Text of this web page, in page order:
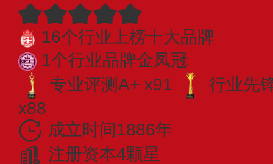
16个行业上榜十大品牌
1个行业品牌金凤冠
专业评测A+ x91
行业先
x88
成立时间1886年
注册资本4颗星